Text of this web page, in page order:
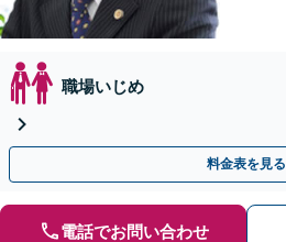
職場いじめ
料金表を見る
電話でお問い合わせ